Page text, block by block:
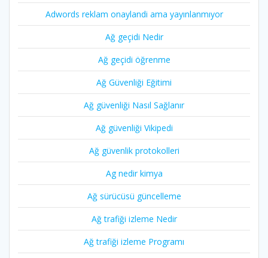
Adwords reklam onaylandi ama yayınlanmıyor
Ağ geçidi Nedir
Ağ geçidi öğrenme
Ağ Güvenliği Eğitimi
Ağ güvenliği Nasıl Sağlanır
Ağ güvenliği Vikipedi
Ağ güvenlik protokolleri
Ag nedir kimya
Ağ sürücüsü güncelleme
Ağ trafiği izleme Nedir
Ağ trafiği izleme Programı